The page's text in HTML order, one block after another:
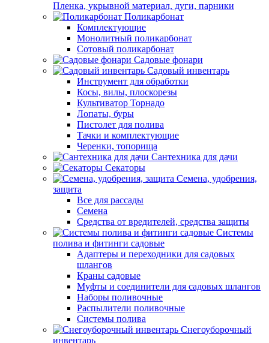
Пленка, укрывной материал, дуги, парники
Поликарбонат
Комплектующие
Монолитный поликарбонат
Сотовый поликарбонат
Садовые фонари
Садовый инвентарь
Инструмент для обработки
Косы, вилы, плоскорезы
Культиватор Торнадо
Лопаты, буры
Пистолет для полива
Тачки и комплектующие
Черенки, топорища
Сантехника для дачи
Секаторы
Семена, удобрения,
защита
Все для рассады
Семена
Средства от вредителей, средства защиты
Системы
полива и фитинги садовые
Адаптеры и переходники для садовых
шлангов
Краны садовые
Муфты и соединители для садовых шлангов
Наборы поливочные
Распылители поливочные
Системы полива
Снегоуборочный
инвентарь